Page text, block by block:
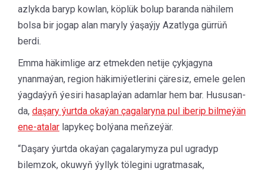
azlykda baryp kowlan, köplük bolup baranda nähilem
bolsa bir jogap alan maryly ýaşaýjy Azatlyga gürrüň
berdi.
Emma häkimlige arz etmekden netije çykjagyna
ynanmaýan, region häkimiýetlerini çäresiz, emele gelen
ýagdaýyň ýesiri hasaplaýan adamlar hem bar. Hususan-
da, daşary ýurtda okaýan çagalaryna pul iberip bilmeýän
ene-atalar lapykeç bolýana meňzeýär.
“Daşary ýurtda okaýan çagalarymyza pul ugradyp
bilemzok, okuwyň ýyllyk tölegini ugratmasak,